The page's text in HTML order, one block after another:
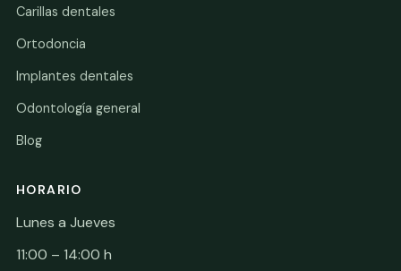
Carillas dentales
Ortodoncia
Implantes dentales
Odontología general
Blog
HORARIO
Lunes a Jueves
11:00 – 14:00 h